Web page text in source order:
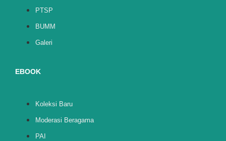
PTSP
BUMM
Galeri
EBOOK
Koleksi Baru
Moderasi Beragama
PAI